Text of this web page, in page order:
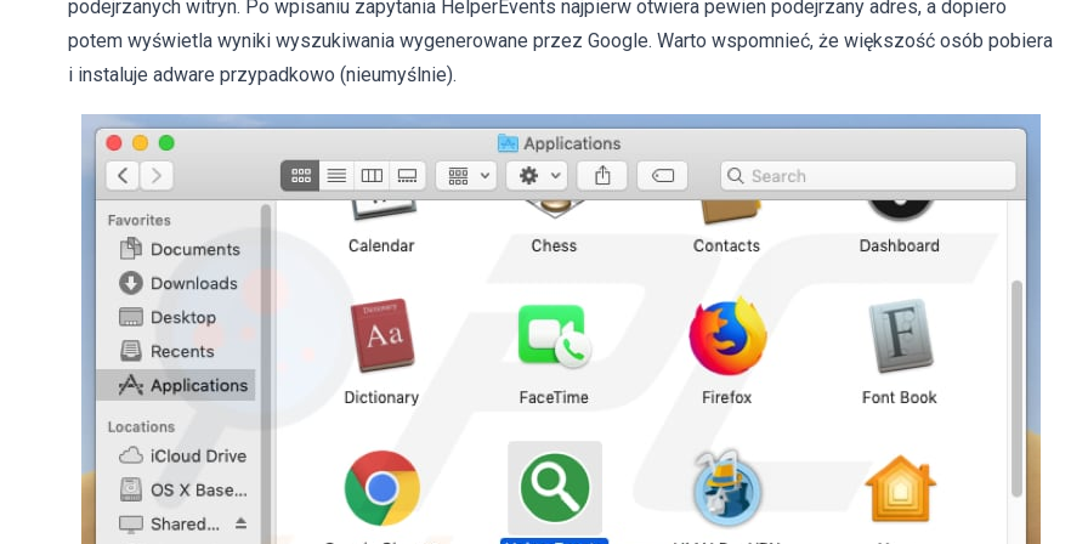
podejrzanych witryn. Po wpisaniu zapytania HelperEvents najpierw otwiera pewien podejrzany adres, a dopiero
potem wyświetla wyniki wyszukiwania wygenerowane przez Google. Warto wspomnieć, że większość osób pobiera
i instaluje adware przypadkowo (nieumyślnie).